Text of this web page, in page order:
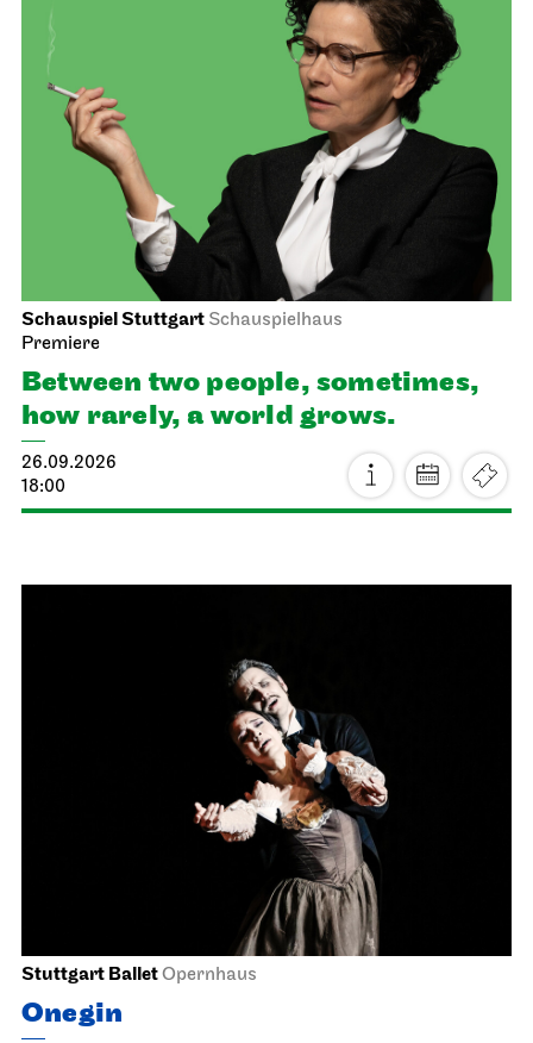
Schauspiel Stuttgart Schauspielhaus
Premiere
Between two people, sometimes,
how rarely, a world grows.
26.09.2026
18:00
Stuttgart BalletOpernhaus
Onegin